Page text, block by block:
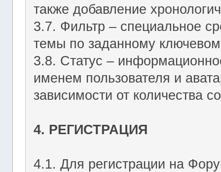
также добавление
3.7. Фильтр – специальное
темы по заданному
3.8. Статус –
именем пользователя и
зависимости от количества
4. РЕГИСТРАЦИЯ
4.1. Для регистрации на